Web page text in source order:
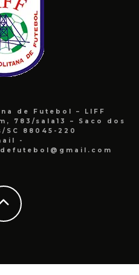
de Futebol – LIFF
783/sala13 – Saco dos
88045-220
-